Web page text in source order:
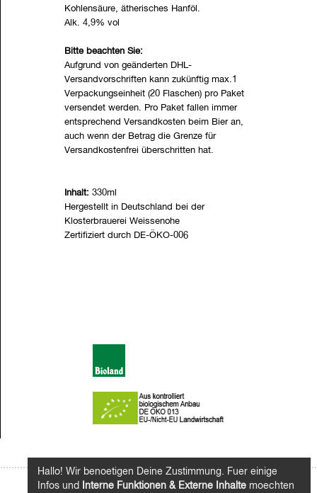
Kohlensäure, ätherisches Hanföl.
Alk. 4,9% vol
Bitte beachten Sie:
Aufgrund von geänderten DHL-
Versandvorschriften kann zukünftig max.1
Verpackungseinheit (20 Flaschen) pro Paket
versendet werden. Pro Paket fallen immer
entsprechend Versandkosten beim Bier an,
auch wenn der Betrag die Grenze für
Versandkostenfrei überschritten hat.
Inhalt: 330ml
Hergestellt in Deutschland bei der
Klosterbrauerei Weissenohe
Zertifiziert durch DE-ÖKO-006
Hallo! Wir benoetigen Deine Zustimmung. Fuer einige
Infos und
Interne Funktionen & Externe Inhalte moechten